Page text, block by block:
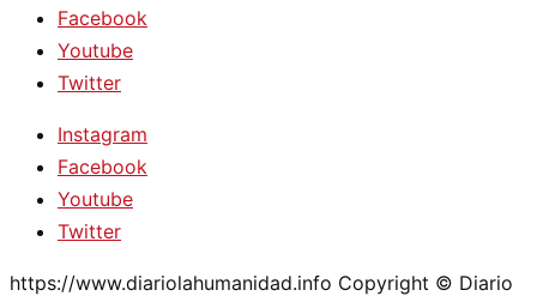
Facebook
Youtube
Twitter
Instagram
Facebook
Youtube
Twitter
https://www.diariolahumanidad.info Copyright © Diario